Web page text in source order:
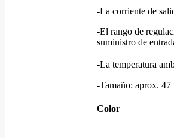
-La corriente de
-El rango de
suministro de
-La temperatura
-Tamaño: aprox.
Color